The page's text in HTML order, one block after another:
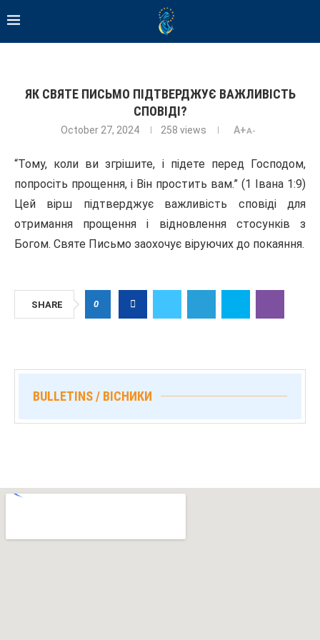
ЯК СВЯТЕ ПИСЬМО ПІДТВЕРДЖУЄ ВАЖЛИВІСТЬ
СПОВІДІ?
October 27, 2024 258 views A+A-
“Тому, коли ви згрішите, і підете перед Господом,
попросіть прощення, і Він простить вам.” (1 Івана 1:9)
Цей вірш підтверджує важливість сповіді для
отримання прощення і відновлення стосунків з
Богом. Святе Письмо заохочує віруючих до покаяння.
SHARE 0
BULLETINS / ВІСНИКИ